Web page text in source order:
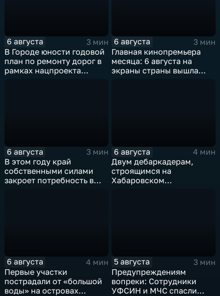
6 августа
3 мин
В Городе юности годовой
план по ремонту дорог в
рамках нацпроекта
6 августа
3 мин
Главная кинопремьера
месяца: 6 августа на
экраны страны вышла
6 августа
3 мин
В этом году край
собственными силами
закроет потребность в
6 августа
4 мин
Двум дебаркадерам,
строящимся на
Хабаровском
6 августа
4 мин
Первые участки
пострадали от «большой
воды» на островах
5 августа
3 мин
Предупреждениям
вопреки: Сотрудники
УФСИН и МЧС спасли